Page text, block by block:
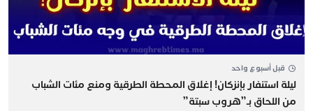
قبل أسبوع واحد
​ليلة استنفار بإنزكان! إغلاق المحطة الطرقية ومنع مئات الشباب
من اللحاق بـ”هروب سبتة”